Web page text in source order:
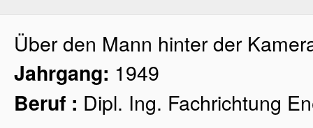
Über den Mann hinter der
Jahrgang: 1949
Beruf : Dipl. Ing. Fachrichtung